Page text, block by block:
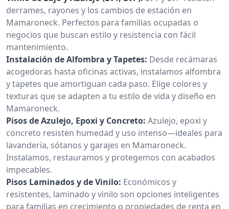
derrames, rayones y los cambios de estación en
Mamaroneck. Perfectos para familias ocupadas o
negocios que buscan estilo y resistencia con fácil
mantenimiento.
Instalación de Alfombra y Tapetes: Desde recámaras
acogedoras hasta oficinas activas, instalamos alfombra
y tapetes que amortiguan cada paso. Elige colores y
texturas que se adapten a tu estilo de vida y diseño en
Mamaroneck.
Pisos de Azulejo, Epoxi y Concreto: Azulejo, epoxi y
concreto resisten humedad y uso intenso—ideales para
lavandería, sótanos y garajes en Mamaroneck.
Instalamos, restauramos y protegemos con acabados
impecables.
Pisos Laminados y de Vinilo: Económicos y
resistentes, laminado y vinilo son opciones inteligentes
para familias en crecimiento o propiedades de renta en